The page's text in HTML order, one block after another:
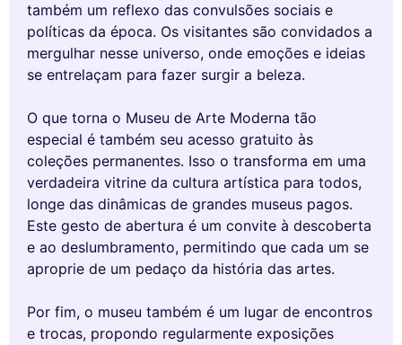
também um reflexo das convulsões sociais e
políticas da época. Os visitantes são convidados a
mergulhar nesse universo, onde emoções e ideias
se entrelaçam para fazer surgir a beleza.
O que torna o Museu de Arte Moderna tão
especial é também seu acesso gratuito às
coleções permanentes. Isso o transforma em uma
verdadeira vitrine da cultura artística para todos,
longe das dinâmicas de grandes museus pagos.
Este gesto de abertura é um convite à descoberta
e ao deslumbramento, permitindo que cada um se
aproprie de um pedaço da história das artes.
Por fim, o museu também é um lugar de encontros
e trocas, propondo regularmente exposições